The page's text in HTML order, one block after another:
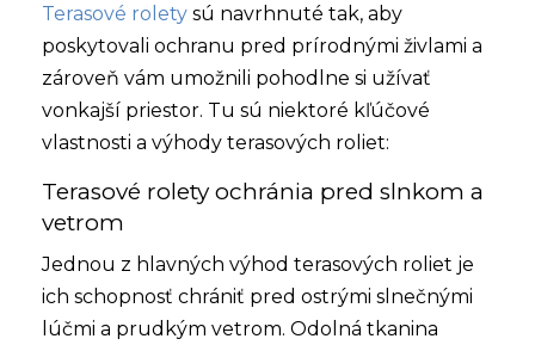
Terasové rolety sú navrhnuté tak, aby
poskytovali ochranu pred prírodnými živlami a
zároveň vám umožnili pohodlne si užívať
vonkajší priestor. Tu sú niektoré kľúčové
vlastnosti a výhody terasových roliet:
Terasové rolety ochránia pred slnkom a
vetrom
Jednou z hlavných výhod terasových roliet je
ich schopnosť chrániť pred ostrými slnečnými
lúčmi a prudkým vetrom. Odolná tkanina